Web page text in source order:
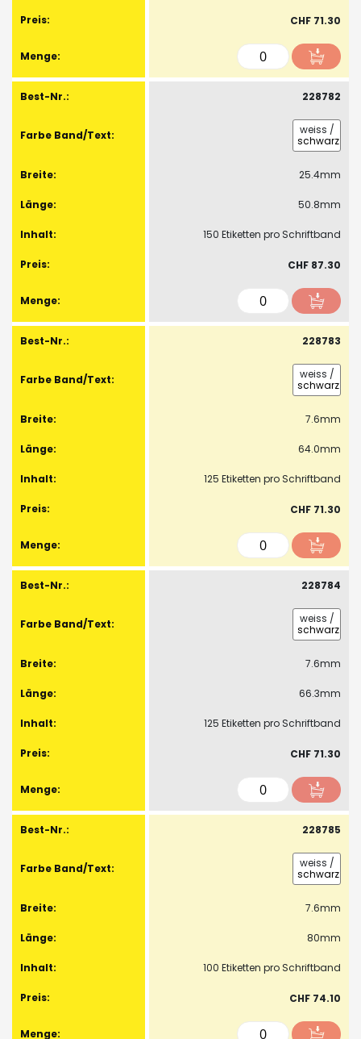
CHF 71.30
228782
weiss /
schwarz
25.4mm
50.8mm
150 Etiketten pro Schriftband
CHF 87.30
228783
weiss /
schwarz
7.6mm
64.0mm
125 Etiketten pro Schriftband
CHF 71.30
228784
weiss /
schwarz
7.6mm
66.3mm
125 Etiketten pro Schriftband
CHF 71.30
228785
weiss /
schwarz
7.6mm
80mm
100 Etiketten pro Schriftband
CHF 74.10